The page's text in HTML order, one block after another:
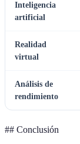
Inteligencia
artificial
Realidad
virtual
Análisis de
rendimiento
## Conclusión